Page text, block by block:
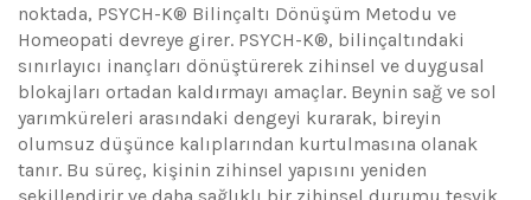
noktada, PSYCH-K® Bilinçaltı Dönüşüm Metodu ve
Homeopati devreye girer. PSYCH-K®, bilinçaltındaki
sınırlayıcı inançları dönüştürerek zihinsel ve duygusal
blokajları ortadan kaldırmayı amaçlar. Beynin sağ ve sol
yarımküreleri arasındaki dengeyi kurarak, bireyin
olumsuz düşünce kalıplarından kurtulmasına olanak
tanır. Bu süreç, kişinin zihinsel yapısını yeniden
şekillendirir ve daha sağlıklı bir zihinsel durumu teşvik